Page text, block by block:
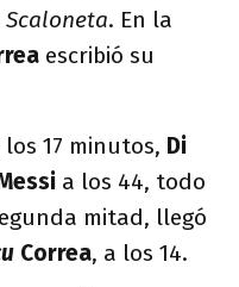
Scaloneta. En la
escribió su
17 minutos, Di
a los 44, todo
mitad, llegó
Correa, a los 14.